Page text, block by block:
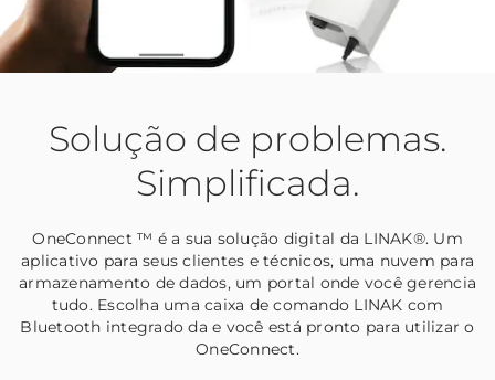
Solução de problemas.
Simplificada.
OneConnect ™ é a sua solução digital da LINAK®. Um
aplicativo para seus clientes e técnicos, uma nuvem para
armazenamento de dados, um portal onde você gerencia
tudo. Escolha uma caixa de comando LINAK com
Bluetooth integrado da e você está pronto para utilizar o
OneConnect.